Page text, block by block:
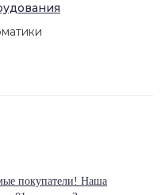
покупатели! Наша